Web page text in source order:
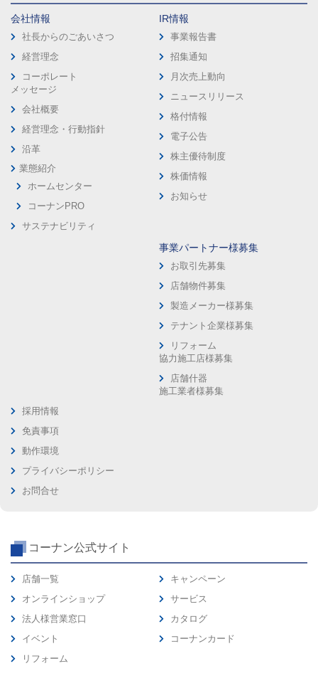
会社情報
社長からのごあいさつ
経営理念
コーポレート
メッセージ
会社概要
経営理念・行動指針
沿革
業態紹介
ホームセンター
コーナンPRO
サステナビリティ
IR情報
事業報告書
招集通知
月次売上動向
ニュースリリース
格付情報
電子公告
株主優待制度
株価情報
お知らせ
事業パートナー様募集
お取引先募集
店舗物件募集
製造メーカー様募集
テナント企業様募集
リフォーム
協力施工店様募集
店舗什器
施工業者様募集
採用情報
免責事項
動作環境
プライバシーポリシー
お問合せ
コーナン公式サイト
店舗一覧
オンラインショップ
法人様営業窓口
イベント
リフォーム
キャンペーン
サービス
カタログ
コーナンカード